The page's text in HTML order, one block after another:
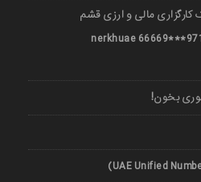
مالی و ارزی قشم
501036018 | 971***77739 | 971***66669 nerkhuae
بخون!